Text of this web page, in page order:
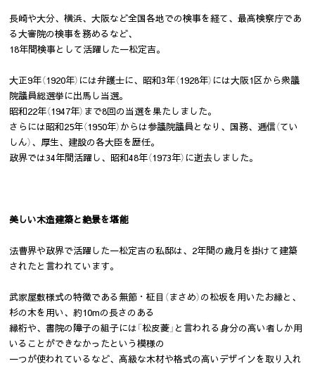
長崎や大分、横浜、大阪など全国各地での検事を経て、最高検察庁であ
る大審院の検事を務めるなど、
18年間検事として活躍した一松定吉。
大正9年（1920年）には弁護士に、昭和3年（1928年）には大阪1区から衆議
院議員総選挙に出馬し当選。
昭和22年（1947年）まで8回の当選を果たしました。
さらには昭和25年（1950年）からは参議院議員となり、国務、逓信（てい
しん）、厚生、建設の各大臣を歴任。
政界では34年間活躍し、昭和48年（1973年）に逝去しました。
美しい木造建築と絶景を堪能
法曹界や政界で活躍した一松定吉の私邸は、2年間の歳月を掛けて建築
されたと言われています。
武家屋敷様式の特徴である無節・柾目（まさめ）の松坂を用いたお縁と、
杉の木を用い、約10mの長さのある
縁桁や、書院の障子の組子には「松皮菱」と言われる身分の高い者しか用
いることができなかったという模様の
一つが使われているなど、高級な木材や格式の高いデザインを取り入れ